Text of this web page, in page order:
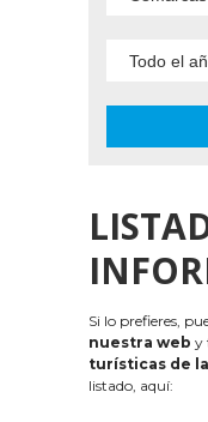
Si lo prefieres,
nuestra web y
turísticas de
listado, aquí: